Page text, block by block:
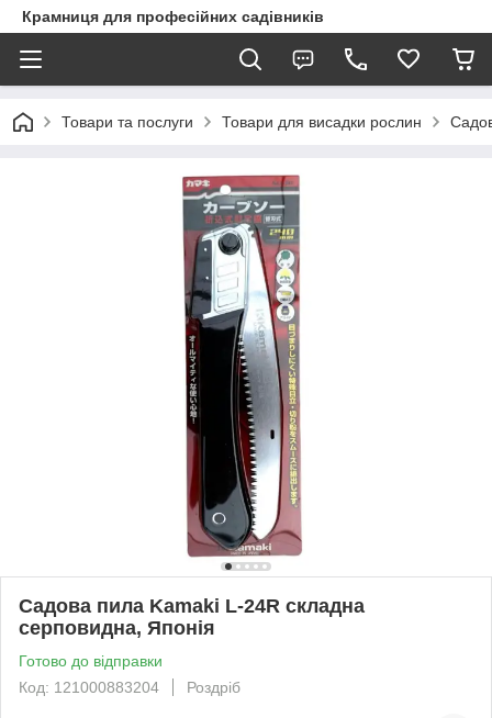
Крамниця для професійних садівників
Товари та послуги Товари для висадки рослин
Садова пила Kamaki L-24R складна
серповидна, Японія
Готово до відправки
Код: 121000883204
Роздріб